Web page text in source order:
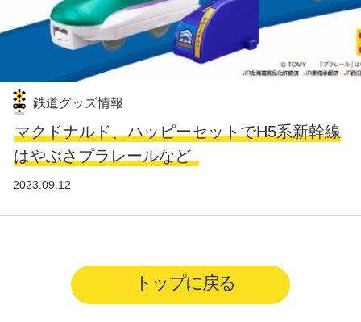
鉄道グッズ情報
マクドナルド、ハッピーセットでH5系新幹線
はやぶさプラレールなど
2023.09.12
トップに戻る